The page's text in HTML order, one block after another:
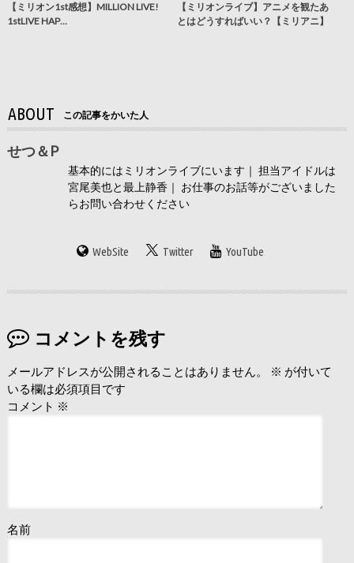
【ミリオン1st感想】MILLION LIVE!
1stLIVE HAP…
【ミリオンライブ】アニメを観たあ
とはどうすればいい？【ミリアニ】
ABOUT この記事をかいた人
せつ＆P
基本的にはミリオンライブにいます｜ 担当アイドルは
宮尾美也と最上静香｜ お仕事のお話等がございました
らお問い合わせください
WebSite Twitter YouTube
コメントを残す
メールアドレスが公開されることはありません。 ※ が付いて
いる欄は必須項目です
コメント ※
名前